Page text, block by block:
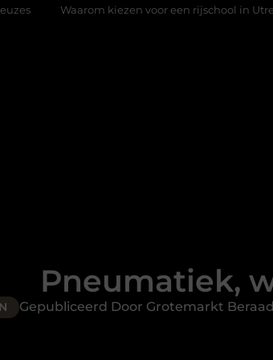
kiezen voor een rijschool in Utrecht?
Pneumatiek,
Gepubliceerd Door Grotemarkt Beraad